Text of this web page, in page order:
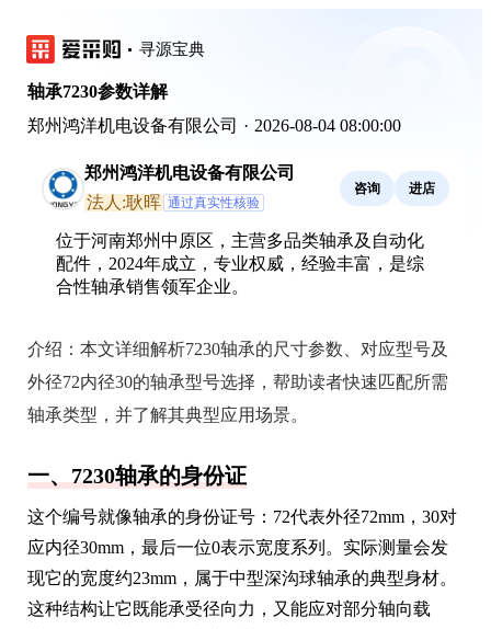
寻源宝典
轴承7230参数详解
郑州鸿洋机电设备有限公司 · 2026-08-04 08:00:00
郑州鸿洋机电设备有限公司
法人:耿晖 通过真实性核验
咨询 进店
位于河南郑州中原区，主营多品类轴承及自动化
配件，2024年成立，专业权威，经验丰富，是综
合性轴承销售领军企业。
介绍： 本文详细解析7230轴承的尺寸参数、对应型号及
外径72内径30的轴承型号选择，帮助读者快速匹配所需
轴承类型，并了解其典型应用场景。
一、7230轴承的身份证
这个编号就像轴承的身份证号：72代表外径72mm，30对
应内径30mm，最后一位0表示宽度系列。实际测量会发
现它的宽度约23mm，属于中型深沟球轴承的典型身材。
这种结构让它既能承受径向力，又能应对部分轴向载